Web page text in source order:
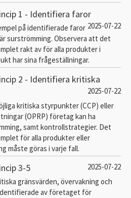
1 - Identifiera faror
2025-07-22
på identifierade faror
surströmming. Observera att det
rakt av för alla produkter i
har sina frågeställningar.
2 - Identifiera kritiska
2025-07-22
kritiska styrpunkter (CCP) eller
(OPRP) företag kan ha
samt kontrollstrategier. Det
för alla produkter eller
måste göras i varje fall.
3-5
2025-07-22
gränsvärden, övervakning och
av företaget för